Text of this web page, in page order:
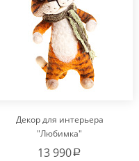
Декор для интерьера
"Любимка"
13 990a